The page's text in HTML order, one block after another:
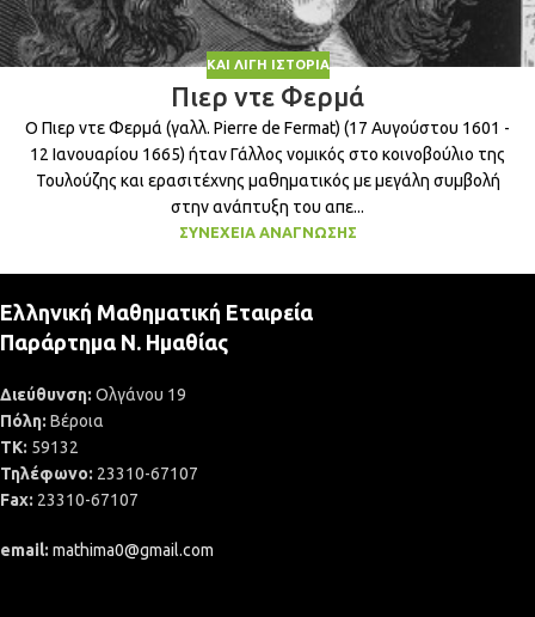
ΚΑΙ ΛΊΓΗ ΙΣΤΟΡΊΑ
Πιερ ντε Φερμά
Ο Πιερ ντε Φερμά (γαλλ. Pierre de Fermat) (17 Αυγούστου 1601 -
12 Ιανουαρίου 1665) ήταν Γάλλος νομικός στο κοινοβούλιο της
Τουλούζης και ερασιτέχνης μαθηματικός με μεγάλη συμβολή
στην ανάπτυξη του απε...
ΣΥΝΈΧΕΙΑ ΑΝΆΓΝΩΣΗΣ
Ελληνική Μαθηματική Εταιρεία
Παράρτημα Ν. Ημαθίας
Διεύθυνση: Ολγάνου 19
Πόλη: Βέροια
ΤΚ: 59132
Τηλέφωνο: 23310-67107
Fax: 23310-67107
email: mathima0@gmail.com